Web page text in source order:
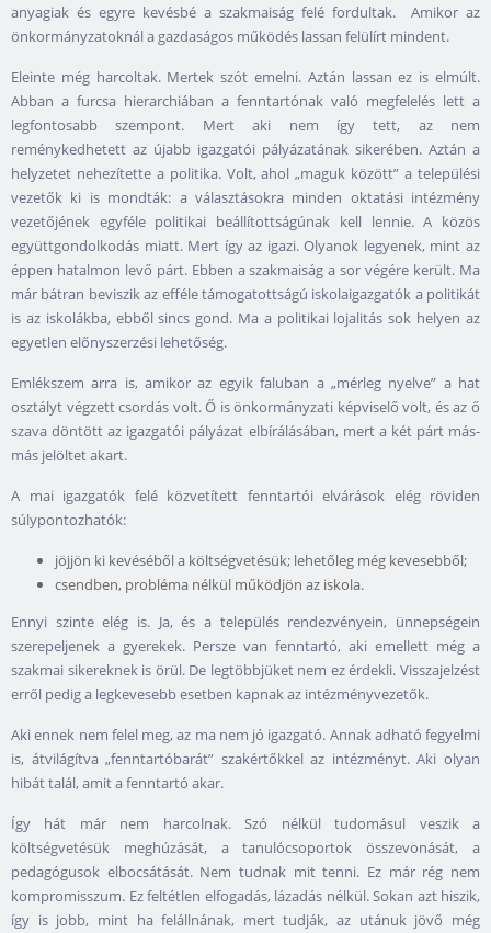
anyagiak és egyre kevésbé a szakmaiság felé fordultak. Amikor az
önkormányzatoknál a gazdaságos működés lassan felülírt mindent.
Eleinte még harcoltak. Mertek szót emelni. Aztán lassan ez is elmúlt.
Abban a furcsa hierarchiában a fenntartónak való megfelelés lett a
legfontosabb szempont. Mert aki nem így tett, az nem
reménykedhetett az újabb igazgatói pályázatának sikerében. Aztán a
helyzetet nehezítette a politika. Volt, ahol „maguk között” a települési
vezetők ki is mondták: a választásokra minden oktatási intézmény
vezetőjének egyféle politikai beállítottságúnak kell lennie. A közös
együttgondolkodás miatt. Mert így az igazi. Olyanok legyenek, mint az
éppen hatalmon levő párt. Ebben a szakmaiság a sor végére került. Ma
már bátran beviszik az efféle támogatottságú iskolaigazgatók a politikát
is az iskolákba, ebből sincs gond. Ma a politikai lojalitás sok helyen az
egyetlen előnyszerzési lehetőség.
Emlékszem arra is, amikor az egyik faluban a „mérleg nyelve” a hat
osztályt végzett csordás volt. Ő is önkormányzati képviselő volt, és az ő
szava döntött az igazgatói pályázat elbírálásában, mert a két párt más-
más jelöltet akart.
A mai igazgatók felé közvetített fenntartói elvárások elég röviden
súlypontozhatók:
jöjjön ki kevéséből a költségvetésük; lehetőleg még kevesebből;
csendben, probléma nélkül működjön az iskola.
Ennyi szinte elég is. Ja, és a település rendezvényein, ünnepségein
szerepeljenek a gyerekek. Persze van fenntartó, aki emellett még a
szakmai sikereknek is örül. De legtöbbjüket nem ez érdekli. Visszajelzést
erről pedig a legkevesebb esetben kapnak az intézményvezetők.
Aki ennek nem felel meg, az ma nem jó igazgató. Annak adható fegyelmi
is, átvilágítva „fenntartóbarát” szakértőkkel az intézményt. Aki olyan
hibát talál, amit a fenntartó akar.
Így hát már nem harcolnak. Szó nélkül tudomásul veszik a
költségvetésük meghúzását, a tanulócsoportok összevonását, a
pedagógusok elbocsátását. Nem tudnak mit tenni. Ez már rég nem
kompromisszum. Ez feltétlen elfogadás, lázadás nélkül. Sokan azt hiszik,
így is jobb, mint ha felállnának, mert tudják, az utánuk jövő még